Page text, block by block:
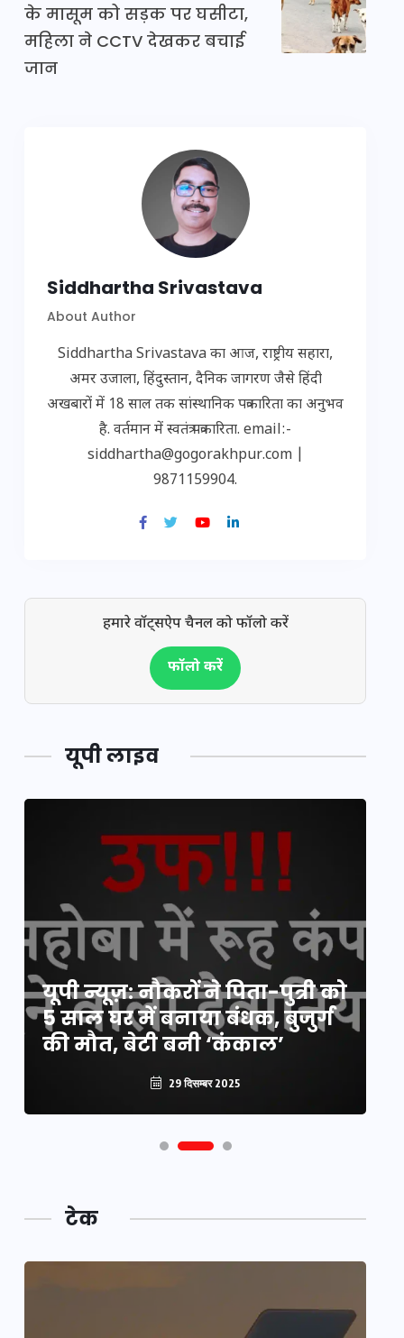
के मासूम को सड़क पर घसीटा,
महिला ने CCTV देखकर बचाई
जान
Siddhartha Srivastava
About Author
Siddhartha Srivastava का आज, राष्ट्रीय सहारा,
अमर उजाला, हिंदुस्तान, दैनिक जागरण जैसे हिंदी
अखबारों में 18 साल तक सांस्थानिक पत्रकारिता का अनुभव
है. वर्तमान में स्वतंत्र पत्रकारिता. email:-
siddhartha@gogorakhpur.com |
9871159904.
हमारे वॉट्सऐप चैनल को फॉलो करें
फॉलो करें
यूपी लाइव
यूपी न्यूज़: नौकरों ने पिता-पुत्री को
5 साल घर में बनाया बंधक, बुजुर्ग
की मौत, बेटी बनी ‘कंकाल’
29 दिसम्बर 2025
टेक